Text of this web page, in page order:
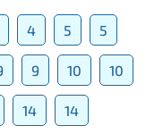
4 5 5
9 10 10
14
14